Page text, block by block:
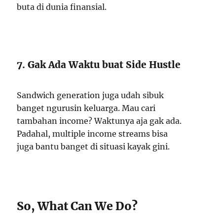
buta di dunia finansial.
7. Gak Ada Waktu buat Side Hustle
Sandwich generation juga udah sibuk
banget ngurusin keluarga. Mau cari
tambahan income? Waktunya aja gak ada.
Padahal, multiple income streams bisa
juga bantu banget di situasi kayak gini.
So, What Can We Do?